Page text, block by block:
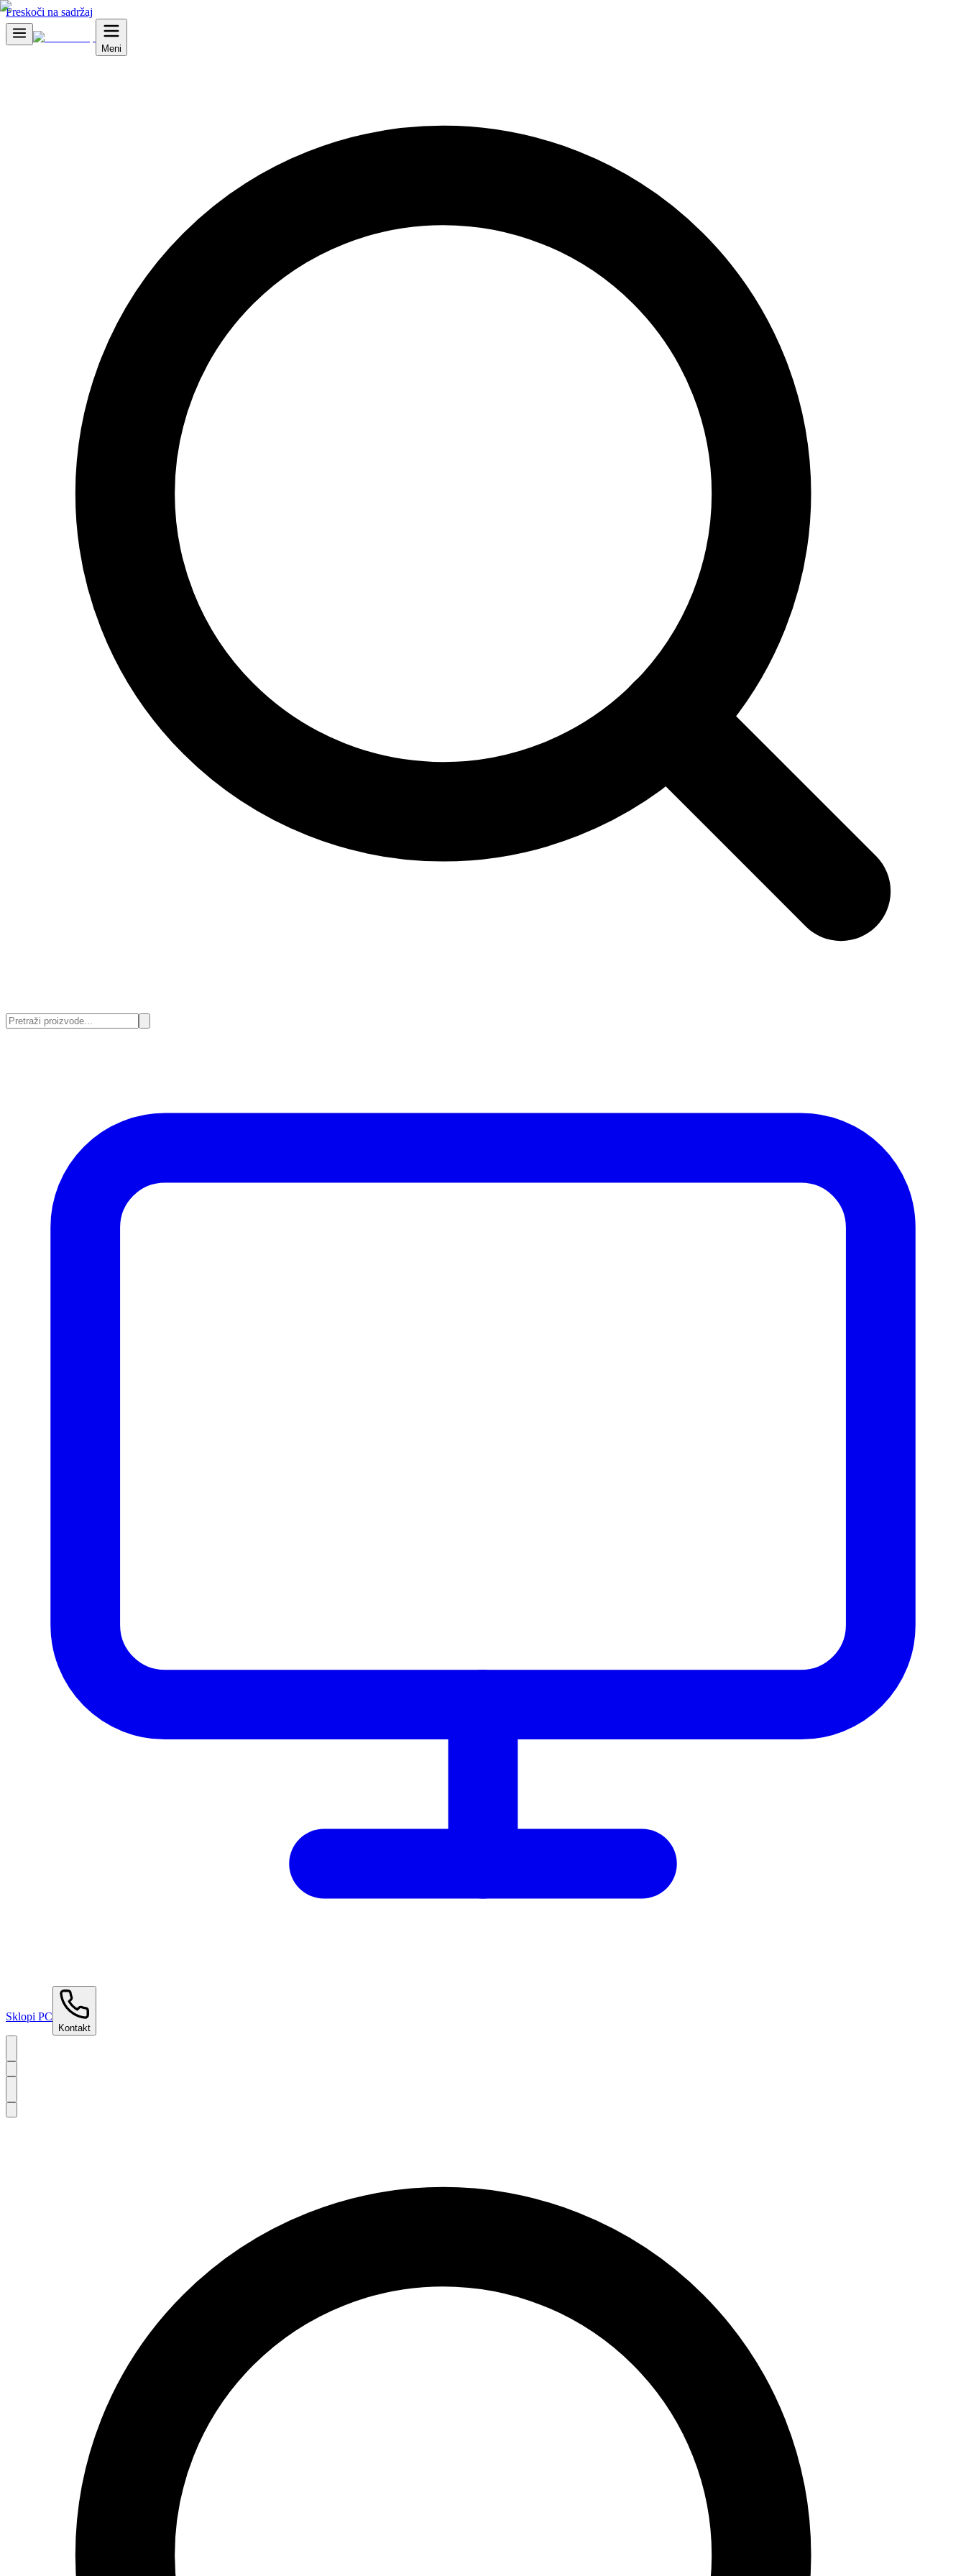
Preskoči na sadržaj
Meni
Sklopi PC
Kontakt